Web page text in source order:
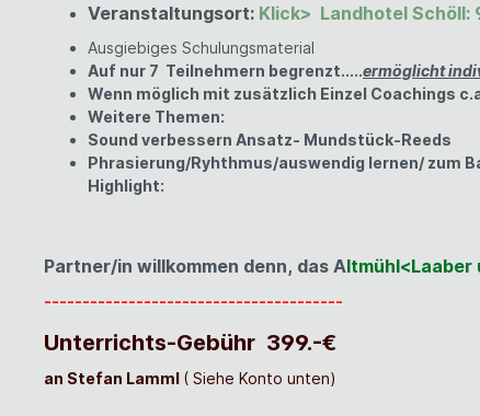
Veranstaltungsort: Klick> Landhotel Schöll:
Ausgiebiges Schulungsmaterial
Auf nur 7 Teilnehmern begrenzt.....ermöglicht
Wenn möglich mit zusätzlich Einzel Coachings
Weitere Themen:
Sound verbessern Ansatz- Mundstück-Reeds
Phrasierung/Ryhthmus/auswendig lernen/ zum
Highlight:
Partner/in willkommen denn, das Altmühl<Laaber
---------------------------------------
Unterrichts-Gebühr 399.-€
an Stefan Lamml ( Siehe Konto unten)